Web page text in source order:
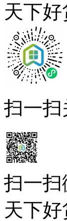
天下
扫一扫
扫一扫
天下